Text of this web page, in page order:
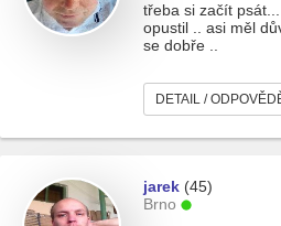
třeba si začít
opustil .. asi měl
se dobře ..
DETAIL /
jarek (45)
Brno